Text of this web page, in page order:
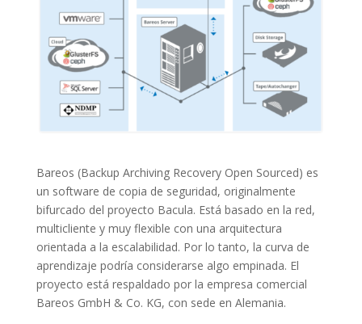
Bareos (Backup Archiving Recovery Open Sourced) es
un software de copia de seguridad, originalmente
bifurcado del proyecto Bacula. Está basado en la red,
multicliente y muy flexible con una arquitectura
orientada a la escalabilidad. Por lo tanto, la curva de
aprendizaje podría considerarse algo empinada. El
proyecto está respaldado por la empresa comercial
Bareos GmbH & Co. KG, con sede en Alemania.